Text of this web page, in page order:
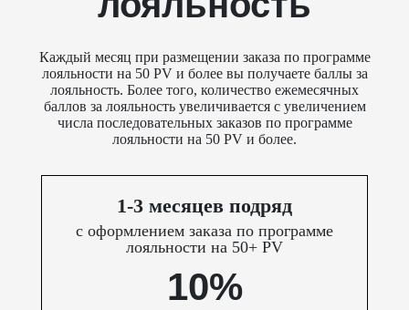
Каждый месяц при размещении заказа по программе
лояльности на 50 PV и более вы получаете баллы за
лояльность. Более того, количество ежемесячных
баллов за лояльность увеличивается с увеличением
числа последовательных заказов по программе
лояльности на 50 PV и более.
1-3 месяцев подряд
с оформлением заказа по программе
лояльности на 50+ PV
10%